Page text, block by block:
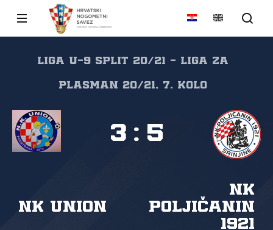
Liga U-9 Split 20/21 - Liga za
plasman 20/21, 7. kolo
NK Union
NK
Poljičanin
1921
3 : 5